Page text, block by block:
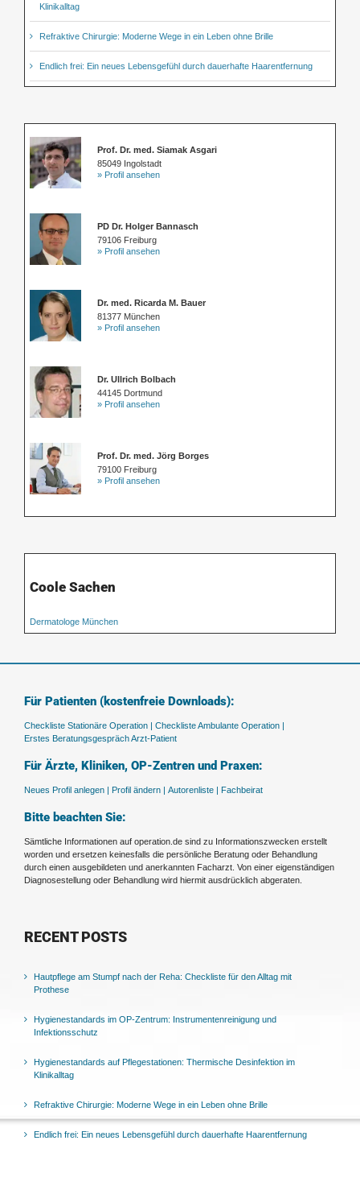
Klinikalltag
Refraktive Chirurgie: Moderne Wege in ein Leben ohne Brille
Endlich frei: Ein neues Lebensgefühl durch dauerhafte Haarentfernung
Prof. Dr. med. Siamak Asgari
85049 Ingolstadt
» Profil ansehen
PD Dr. Holger Bannasch
79106 Freiburg
» Profil ansehen
Dr. med. Ricarda M. Bauer
81377 München
» Profil ansehen
Dr. Ullrich Bolbach
44145 Dortmund
» Profil ansehen
Prof. Dr. med. Jörg Borges
79100 Freiburg
» Profil ansehen
Coole Sachen
Dermatologe München
Für Patienten (kostenfreie Downloads):
Checkliste Stationäre Operation |
Checkliste Ambulante Operation |
Erstes Beratungsgespräch Arzt-Patient
Für Ärzte, Kliniken, OP-Zentren und Praxen:
Neues Profil anlegen | Profil ändern | Autorenliste | Fachbeirat
Bitte beachten Sie:
Sämtliche Informationen auf operation.de sind zu Informationszwecken erstellt
worden und ersetzen keinesfalls die persönliche Beratung oder Behandlung
durch einen ausgebildeten und anerkannten Facharzt. Von einer eigenständigen
Diagnosestellung oder Behandlung wird hiermit ausdrücklich abgeraten.
RECENT POSTS
Hautpflege am Stumpf nach der Reha: Checkliste für den Alltag mit
Prothese
Hygienestandards im OP-Zentrum: Instrumentenreinigung und
Infektionsschutz
Hygienestandards auf Pflegestationen: Thermische Desinfektion im
Klinikalltag
Refraktive Chirurgie: Moderne Wege in ein Leben ohne Brille
Endlich frei: Ein neues Lebensgefühl durch dauerhafte Haarentfernung